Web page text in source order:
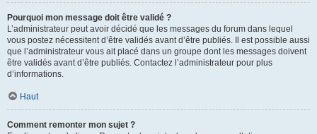
Pourquoi mon message doit être validé ?
L’administrateur peut avoir décidé que les messages du forum dans lequel
vous postez nécessitent d’être validés avant d’être publiés. Il est possible aussi
que l’administrateur vous ait placé dans un groupe dont les messages doivent
être validés avant d’être publiés. Contactez l’administrateur pour plus
d’informations.
Haut
Comment remonter mon sujet ?